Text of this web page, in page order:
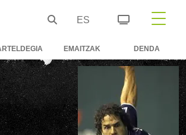
ES
EMAITZAK DENDA